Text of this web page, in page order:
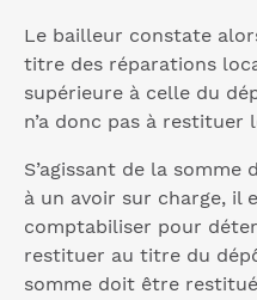
Le bailleur constate
titre des réparations
supérieure à celle du
n’a donc pas à restituer
S’agissant de la
à un avoir sur charge, il
comptabiliser pour
restituer au titre du
somme doit être